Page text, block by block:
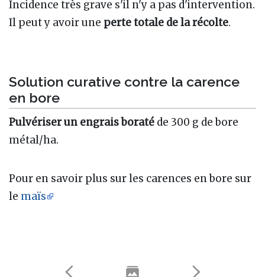
Incidence très grave s'il n'y a pas d'intervention.
Il peut y avoir une perte totale de la récolte.
Solution curative contre la carence
en bore
Pulvériser un engrais boraté de 300 g de bore
métal/ha.
Pour en savoir plus sur les carences en bore sur
le maïs